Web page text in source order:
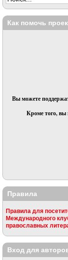
Как помочь
Вы можете
Кроме того, вы
Правила
Правила для
Международного
православных
Вход для